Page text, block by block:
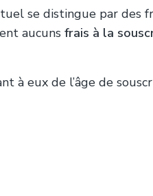
se distingue par des
aucuns frais à la
à eux de l’âge de